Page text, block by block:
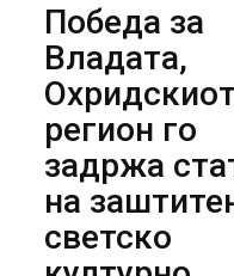
Победа за
Владата,
Охридскиот
регион го
задржа
на
светско